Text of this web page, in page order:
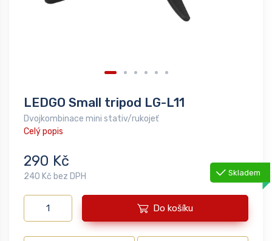
LEDGO Small tripod LG-L11
Dvojkombinace mini stativ/rukojeť
Celý popis
290 Kč
240 Kč bez DPH Skladem
Do košíku